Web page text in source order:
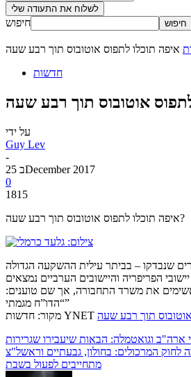
חיפוש
חדשות
על ידי
Guy Lev
-
25 בDecember 2017
0
1815
איפה תוכלו לתפוס אוטובוס תוך רבע שעה?
שנבדקו – בביתר עילית ההשקעה הגדולה
הפריפריה והיישובים הערביים נמצאים
דקות” מאשימים את משרד התחבורה, אך שם טוענים:
“הדו”ח מגמתי”
מקור: חדשות YNET
ארה"ב וגואטמלה: הבאות שיעבירו שגרירות
לחוק המרכולים: בחולון, גבעתיים וראשל"צ
מתחייבים לפעול בשבת